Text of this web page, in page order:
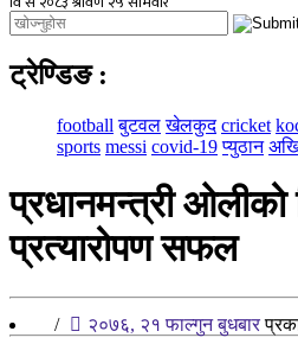
ट्रेण्डिङ :
football बुटवल खेलकुद cricket
sports messi covid-19 प्युठान
प्रधानमन्त्री ओलीको
प्रत्यारोपण सफल
/ २०७६, २१ फाल्गुन बुधबार